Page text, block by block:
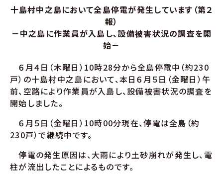
十島村中之島において全島停電が発生しています（第２
報）
－中之島に作業員が入島し、設備被害状況の調査を開
始－
６月４日（木曜日）10時28分から全島停電中（約230
戸）の十島村中之島において、本日６月５日（金曜日）午
前、空路により作業員が入島し、設備被害状況の調査を
開始しました。
６月５日（金曜日）10時00分現在、停電は全島（約
230戸）で継続中です。
停電の発生原因は、大雨により土砂崩れが発生し、電
柱が流出したことによるものです。